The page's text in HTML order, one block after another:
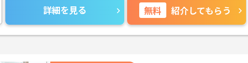
詳細を見る 無料 紹介してもらう